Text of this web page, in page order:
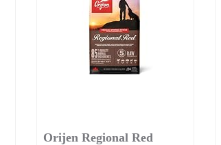
Orijen Regional Red